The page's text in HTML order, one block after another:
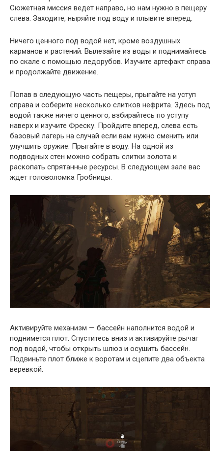
Сюжетная миссия ведет направо, но нам нужно в пещеру
слева. Заходите, ныряйте под воду и плывите вперед.
Ничего ценного под водой нет, кроме воздушных
карманов и растений. Вылезайте из воды и поднимайтесь
по скале с помощью ледорубов. Изучите артефакт справа
и продолжайте движение.
Попав в следующую часть пещеры, прыгайте на уступ
справа и соберите несколько слитков нефрита. Здесь под
водой также ничего ценного, взбирайтесь по уступу
наверх и изучите Фреску. Пройдите вперед, слева есть
базовый лагерь на случай если вам нужно сменить или
улучшить оружие. Прыгайте в воду. На одной из
подводных стен можно собрать слитки золота и
раскопать спрятанные ресурсы. В следующем зале вас
ждет головоломка Гробницы.
Активируйте механизм — бассейн наполнится водой и
поднимется плот. Спуститесь вниз и активируйте рычаг
под водой, чтобы открыть шлюз и осушить бассейн.
Подвиньте плот ближе к воротам и сцепите два объекта
веревкой.